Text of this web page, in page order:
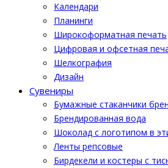
Календари
Планинги
Широкоформатная печать
Цифровая и офсетная
Шелкография
Дизайн
Cувениры
Бумажные стаканчики
Брендированная вода
Шоколад с логотипом в
Ленты репсовые
Бирдекели и костеры с